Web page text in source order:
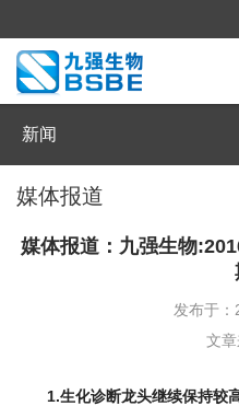
新闻
媒体报道
媒体报道：九强生物
发布于
文章
1.生化诊断龙头继续保持较高